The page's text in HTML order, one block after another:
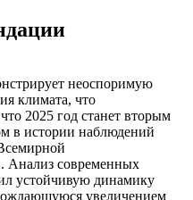
неоспоримую
климата, что
2025 год станет вторым
в истории наблюдений
Анализ современных
устойчивую динамику
увеличением